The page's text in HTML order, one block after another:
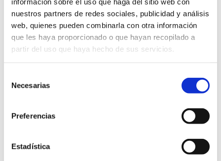
nuestros partners de redes sociales, publicidad y análisis
web, quienes pueden combinarla con otra información
que les haya proporcionado o que hayan recopilado a
partir del uso que haya hecho de sus servicios.
Necesarias
Preferencias
Estadística
Material de Oficina y
Documentación
Empresarial
Imprimimostodo tipo de documentos
para empresascon diseños personalizados
📌Productos destacados:
barniz selectivo y troquelado.
✅Carpetas y sobres
📂 – Corporativos, con